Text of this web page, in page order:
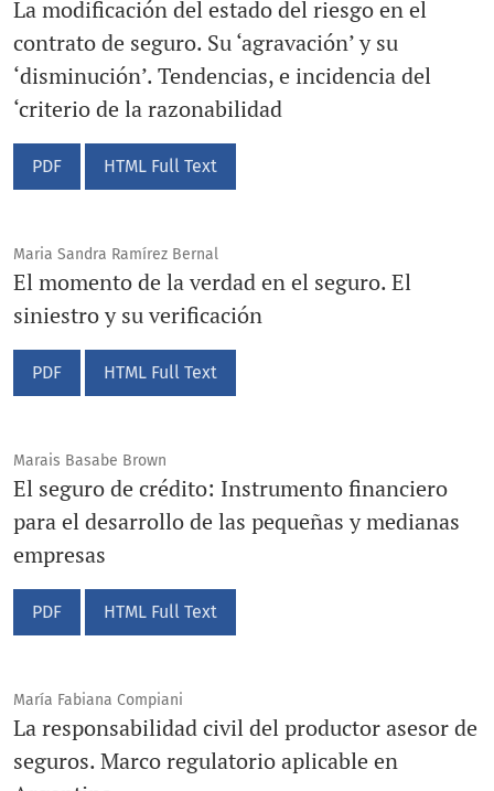
La modificación del estado del riesgo en el
contrato de seguro. Su ‘agravación’ y su
‘disminución’. Tendencias, e incidencia del
‘criterio de la razonabilidad
PDF HTML Full Text
Maria Sandra Ramírez Bernal
El momento de la verdad en el seguro. El
siniestro y su verificación
PDF HTML Full Text
Marais Basabe Brown
El seguro de crédito: Instrumento financiero
para el desarrollo de las pequeñas y medianas
empresas
PDF HTML Full Text
María Fabiana Compiani
La responsabilidad civil del productor asesor de
seguros. Marco regulatorio aplicable en